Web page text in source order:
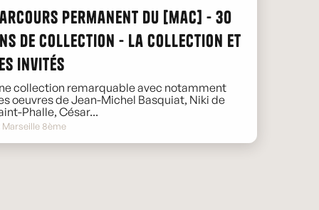
permanent du [mac] - 30
de collection - La collection et
invités
collection remarquable avec notamment
oeuvres de Jean-Michel Basquiat, Niki de
Phalle, César...
Marseille 8ème